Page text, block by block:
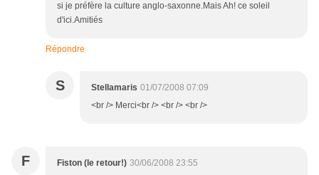
si je préfère la culture anglo-saxonne.Mais Ah! ce soleil
d'ici.Amitiés
Répondre
S Stellamaris 01/07/2008 07:09
<br /> Merci<br /> <br /> <br />
F Fiston (le retour!) 30/06/2008 23:55